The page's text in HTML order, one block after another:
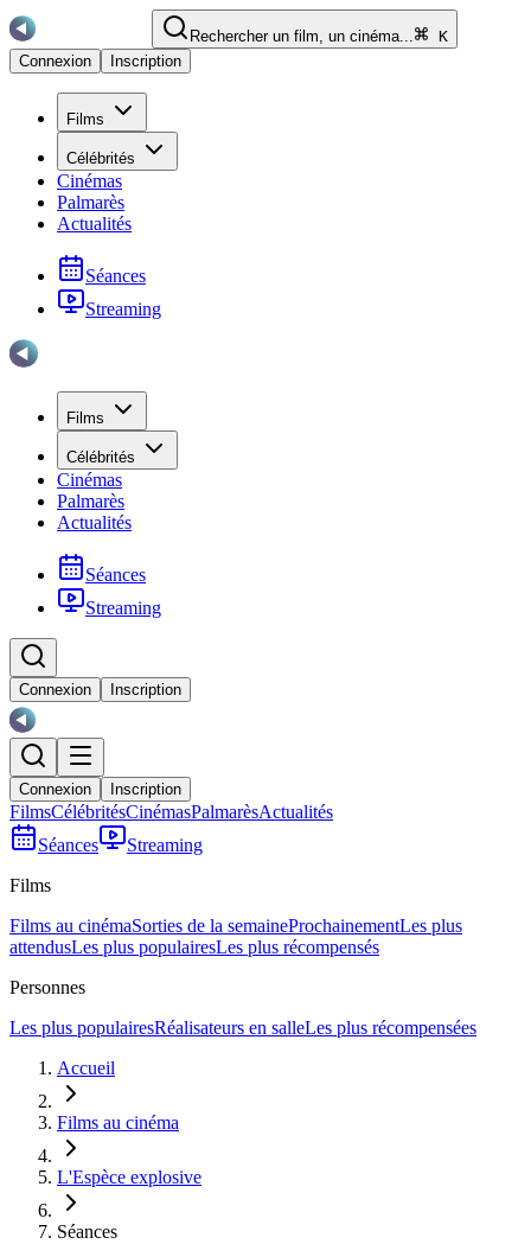
Rechercher un film, un cinéma...
K
Connexion
Inscription
Films
Célébrités
Cinémas
Palmarès
Actualités
Séances
Streaming
Films
Célébrités
Cinémas
Palmarès
Actualités
Séances
Streaming
Connexion Inscription
Connexion Inscription
FilmsCélébritésCinémasPalmarèsActualités
Séances
Streaming
Films
Films au cinémaSorties de la semaineProchainementLes plus
attendusLes plus populairesLes plus récompensés
Personnes
Les plus populairesRéalisateurs en salleLes plus récompensées
Accueil
Films au cinéma
L'Espèce explosive
Séances